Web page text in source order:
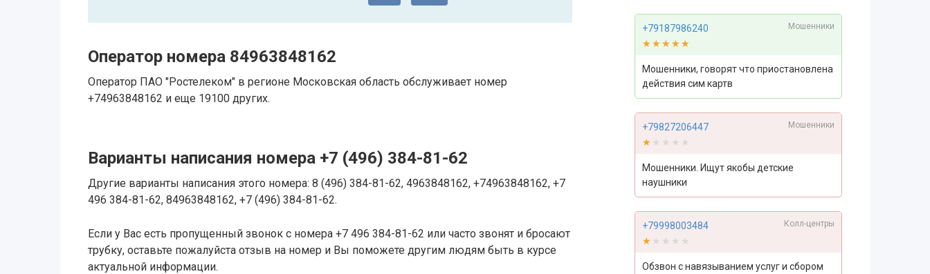
Оператор номера 84963848162
Оператор ПАО "Ростелеком" в регионе Московская область обслуживает номер
+74963848162 и еще 19100 других.
Варианты написания номера +7 (496) 384-81-62
Другие варианты написания этого номера: 8 (496) 384-81-62, 4963848162, +74963848162, +7
496 384-81-62, 84963848162, +7 (496) 384-81-62.
Если у Вас есть пропущенный звонок с номера +7 496 384-81-62 или часто звонят и бросают
трубку, оставьте пожалуйста отзыв на номер и Вы поможете другим людям быть в курсе
актуальной информации.
+79187986240 Мошенники
★★★★★
★★★★★
Мошенники, говорят что приостановлена
действия сим картв
+79827206447 Мошенники
★★★★★
★★★★★
Мошенники. Ищут якобы детские
наушники
+79998003484 Колл-центры
★★★★★
★★★★★
Обзвон с навязыванием услуг и сбором